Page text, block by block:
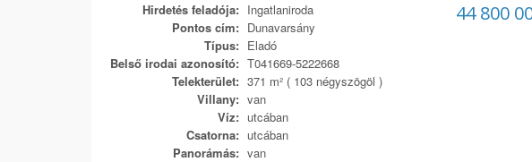
44 800
Hirdetés feladója: Ingatlaniroda
Pontos cím: Dunavarsány
Típus: Eladó
Belső irodai azonosító: T041669-5222668
Telekterület: 371 m² ( 103 négyszögöl )
Villany: van
Víz: utcában
Csatorna: utcában
Panorámás: van